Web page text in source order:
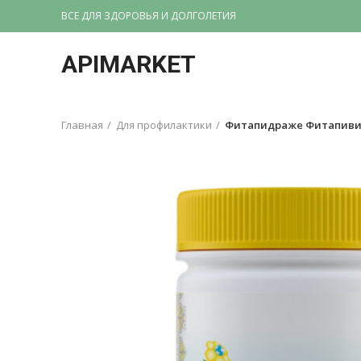
ВСЕ ДЛЯ ЗДОРОВЬЯ И ДОЛГОЛЕТИЯ
APIMARKET
Главная Для профилактики Фитапидраже